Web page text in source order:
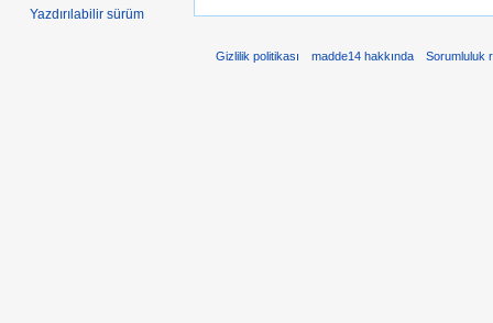
Yazdırılabilir sürüm
Gizlilik politikası madde14 hakkında Sorumluluk